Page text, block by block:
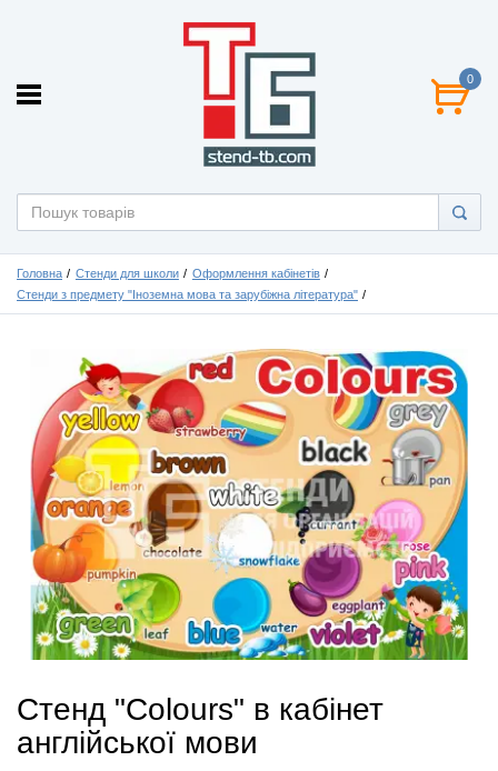
0
Головна Стенди для школи
Оформлення кабінетів
Стенди з предмету "Іноземна мова та зарубіжна література"
Стенд "Colours" в кабінет
англійської мови